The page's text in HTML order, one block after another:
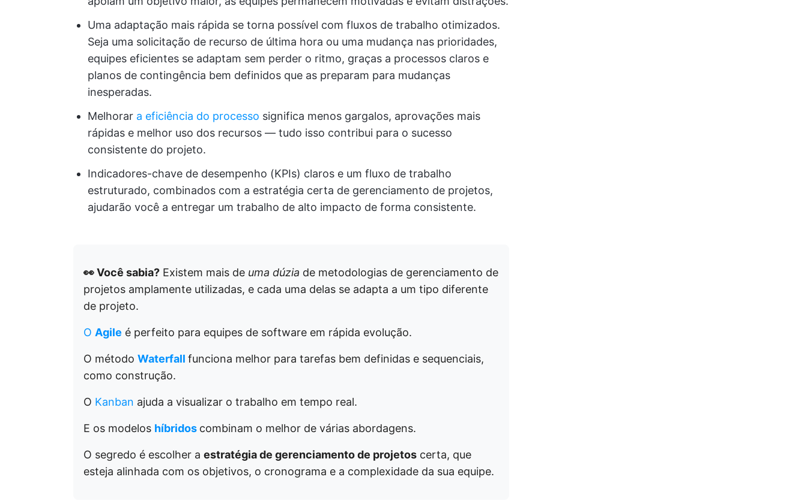
Uma adaptação mais rápida se torna possível com fluxos de trabalho otimizados.
Seja uma solicitação de recurso de última hora ou uma mudança nas prioridades,
equipes eficientes se adaptam sem perder o ritmo, graças a processos claros e
planos de contingência bem definidos que as preparam para mudanças
inesperadas.
Melhorar a eficiência do processo significa menos gargalos, aprovações mais
rápidas e melhor uso dos recursos — tudo isso contribui para o sucesso
consistente do projeto.
Indicadores-chave de desempenho (KPIs) claros e um fluxo de trabalho
estruturado, combinados com a estratégia certa de gerenciamento de projetos,
ajudarão você a entregar um trabalho de alto impacto de forma consistente.
👀 Você sabia? Existem mais de uma dúzia de metodologias de gerenciamento de
projetos amplamente utilizadas, e cada uma delas se adapta a um tipo diferente
de projeto.
O Agile é perfeito para equipes de software em rápida evolução.
O método Waterfall funciona melhor para tarefas bem definidas e sequenciais,
como construção.
O Kanban ajuda a visualizar o trabalho em tempo real.
E os modelos híbridos combinam o melhor de várias abordagens.
O segredo é escolher a estratégia de gerenciamento de projetos certa, que
esteja alinhada com os objetivos, o cronograma e a complexidade da sua equipe.